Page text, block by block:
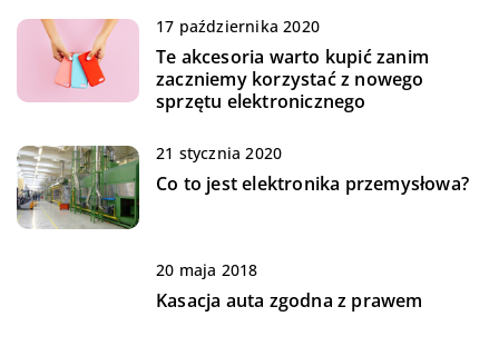
17 października 2020
Te akcesoria warto kupić zanim
zaczniemy korzystać z nowego
sprzętu elektronicznego
21 stycznia 2020
Co to jest elektronika przemysłowa?
20 maja 2018
Kasacja auta zgodna z prawem